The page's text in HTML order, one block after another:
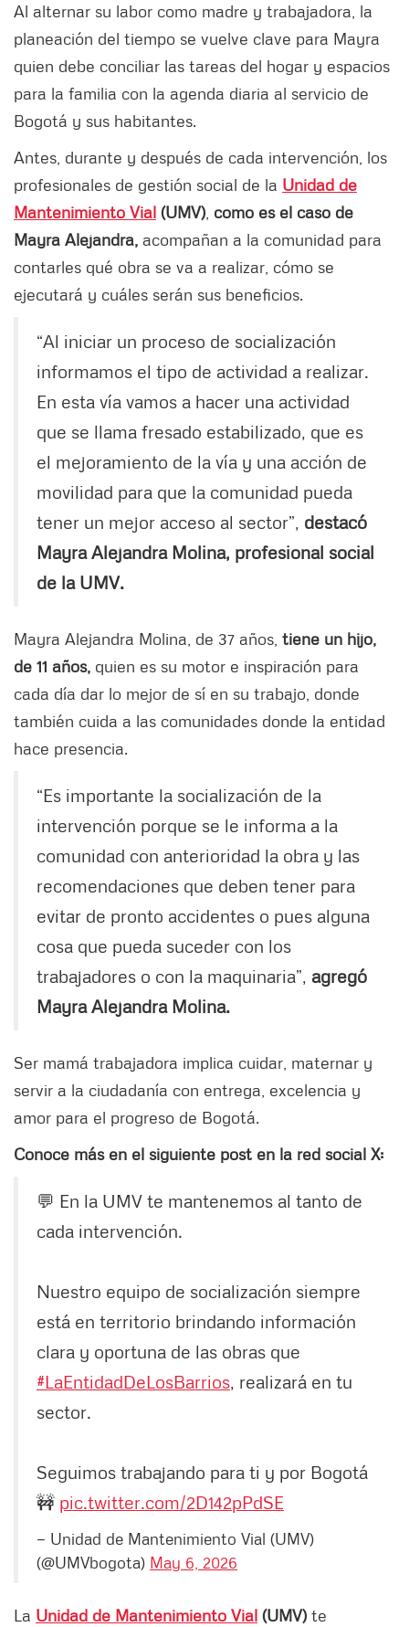
Al alternar su labor como madre y trabajadora, la
planeación del tiempo se vuelve clave para Mayra
quien debe conciliar las tareas del hogar y espacios
para la familia con la agenda diaria al servicio de
Bogotá y sus habitantes.
Antes, durante y después de cada intervención, los
profesionales de gestión social de la Unidad de
Mantenimiento Vial (UMV) como es el caso de
Mayra Alejandra, acompañan a la comunidad para
contarles qué obra se va a realizar, cómo se
ejecutará y cuáles serán sus beneficios.
“Al iniciar un proceso de socialización
informamos el tipo de actividad a realizar.
En esta vía vamos a hacer una actividad
que se llama fresado estabilizado, que es
el mejoramiento de la vía y una acción de
movilidad para que la comunidad pueda
tener un mejor acceso al sector”, destacó
Mayra Alejandra Molina, profesional social
de la UMV.
Mayra Alejandra Molina, de 37 años, tiene un hijo,
de 11 años, quien es su motor e inspiración para
cada día dar lo mejor de sí en su trabajo, donde
también cuida a las comunidades donde la entidad
hace presencia.
“Es importante la socialización de la
intervención porque se le informa a la
comunidad con anterioridad la obra y las
recomendaciones que deben tener para
evitar de pronto accidentes o pues alguna
cosa que pueda suceder con los
trabajadores o con la maquinaria”, agregó
Mayra Alejandra Molina.
Ser mamá trabajadora implica cuidar, maternar y
servir a la ciudadanía con entrega, excelencia y
amor para el progreso de Bogotá.
Conoce más en el siguiente post en la red social X:
💬 En la UMV te mantenemos al tanto de
cada intervención.
Nuestro equipo de socialización siempre
está en territorio brindando información
clara y oportuna de las obras que
#LaEntidadDeLosBarrios, realizará en tu
sector.
Seguimos trabajando para ti y por Bogotá
🚧 pic.twitter.com/2D142pPdSE
— Unidad de Mantenimiento Vial (UMV)
(@UMVbogota) May 6, 2026
La Unidad de Mantenimiento Vial (UMV) te